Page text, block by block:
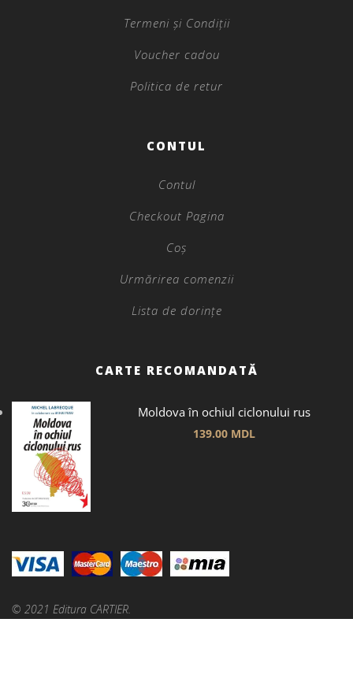
Termeni și Condiții
Voucher cadou
Politica de retur
CONTUL
Contul
Checkout Pagina
Coș
Urmărirea comenzii
Lista de dorințe
CARTE RECOMANDATĂ
Moldova în ochiul ciclonului rus
139.00 MDL
© 2021 Editura CARTIER.